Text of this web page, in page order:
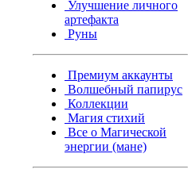
Улучшение личного
артефакта
Руны
Премиум аккаунты
Волшебный папирус
Коллекции
Магия стихий
Все о Магической
энергии (мане)